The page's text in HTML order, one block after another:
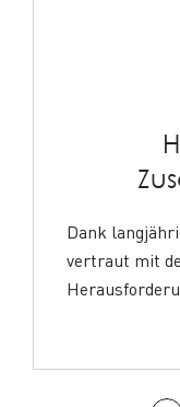
:Dank
vertraut mit